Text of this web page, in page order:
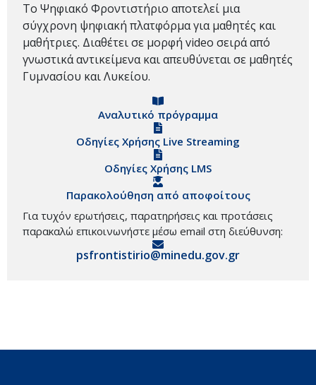
Το Ψηφιακό Φροντιστήριο αποτελεί μια
σύγχρονη ψηφιακή πλατφόρμα για μαθητές και
μαθήτριες. Διαθέτει σε μορφή video σειρά από
γνωστικά αντικείμενα και απευθύνεται σε μαθητές
Γυμνασίου και Λυκείου.
Αναλυτικό πρόγραμμα
Οδηγίες Χρήσης Live Streaming
Οδηγίες Χρήσης LMS
Παρακολούθηση από αποφοίτους
Για τυχόν ερωτήσεις, παρατηρήσεις και προτάσεις
παρακαλώ επικοινωνήστε μέσω email στη διεύθυνση:
psfrontistirio@minedu.gov.gr